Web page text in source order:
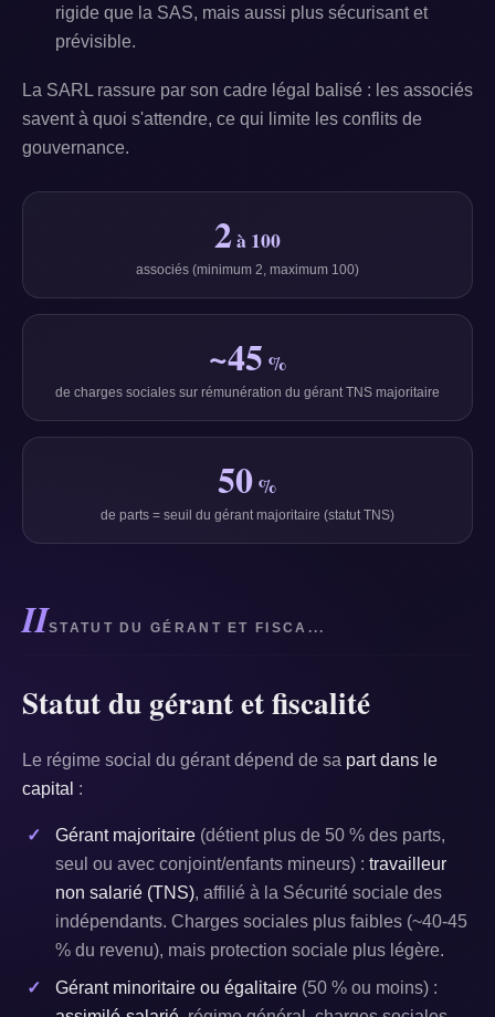
rigide que la SAS, mais aussi plus sécurisant et
prévisible.
La SARL rassure par son cadre légal balisé : les associés
savent à quoi s'attendre, ce qui limite les conflits de
gouvernance.
2à 100
associés (minimum 2, maximum 100)
~45 %
de charges sociales sur rémunération du gérant TNS majoritaire
50%
de parts = seuil du gérant majoritaire (statut TNS)
IISTATUT DU GÉRANT ET FISCA...
Statut du gérant et fiscalité
Le régime social du gérant dépend de sa part dans le
capital :
Gérant majoritaire (détient plus de 50 % des parts,
seul ou avec conjoint/enfants mineurs) : travailleur
non salarié (TNS), affilié à la Sécurité sociale des
indépendants. Charges sociales plus faibles (~40-45
% du revenu), mais protection sociale plus légère.
Gérant minoritaire ou égalitaire (50 % ou moins) :